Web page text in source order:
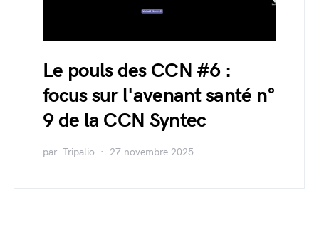
Le pouls des CCN #6 :
focus sur l'avenant santé n°
9 de la CCN Syntec
par Tripalio 27 novembre 2025